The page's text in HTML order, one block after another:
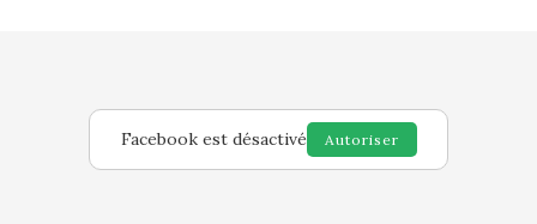
Facebook est désactivé Autoriser